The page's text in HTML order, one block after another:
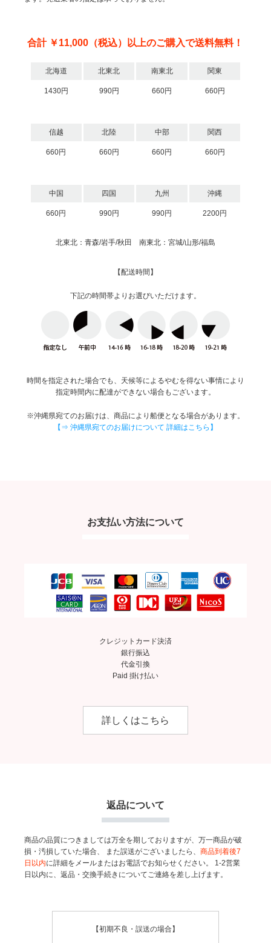
合計 ￥11,000（税込）以上のご購入で送料無料！
北海道 北東北 南東北 関東
1430円 990円 660円 660円
信越 北陸 中部 関西
660円 660円 660円 660円
中国 四国 九州 沖縄
660円 990円 990円 2200円
北東北：青森/岩手/秋田 南東北：宮城/山形/福島
【配送時間】
下記の時間帯よりお選びいただけます。
時間を指定された場合でも、天候等によるやむを得ない事情により
指定時間内に配達ができない場合もございます。
※沖縄県宛てのお届けは、商品により船便となる場合があります。
【⇒ 沖縄県宛てのお届けについて 詳細はこちら】
お支払い方法について
クレジットカード決済
銀行振込
代金引換
Paid 掛け払い
詳しくはこちら
返品について
商品の品質につきましては万全を期しておりますが、万一商品が破
損・汚損していた場合、
また誤送がございましたら、商品到着後7
日以内に詳細をメールまたはお電話でお知らせください。
1-2営業
日以内に、返品・交換手続きについてご連絡を差し上げます。
【初期不良・誤送の場合】